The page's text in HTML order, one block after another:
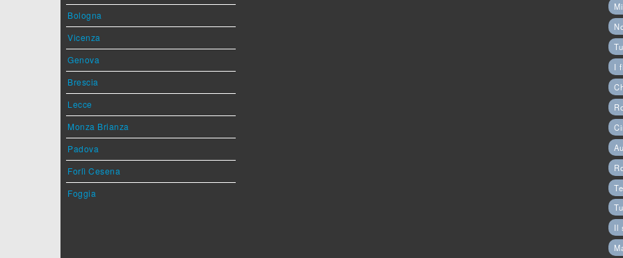
Bologna
Vicenza
Genova
Brescia
Lecce
Monza Brianza
Padova
Forlì Cesena
Foggia
I
Il